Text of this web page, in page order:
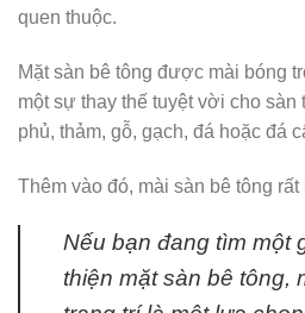
quen thuộc.
Mặt sàn bê tông được mài bóng
một sự thay thế tuyệt vời cho
phủ, thảm, gỗ, gạch, đá hoặc đá
Thêm vào đó, mài sàn bê tông
Nếu bạn đang tìm một
thiện mặt sàn bê tông,